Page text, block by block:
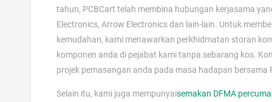
tahun, PCBCart telah membina hubungan kerjasama
Electronics, Arrow Electronics dan lain-lain. Untuk
kemudahan, kami menawarkan perkhidmatan storan
komponen anda di pejabat kami tanpa sebarang kos.
projek pemasangan anda pada masa hadapan bersama
Selain itu, kami juga mempunyaisemakan DFMA percuma